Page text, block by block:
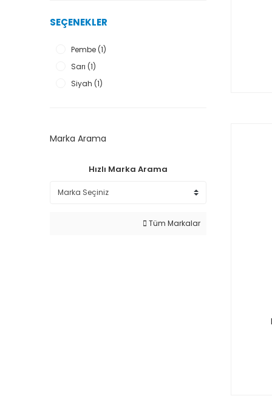
SEÇENEKLER
Pembe (1)
Sarı (1)
Siyah (1)
Marka Arama
Hızlı Marka Arama
Tüm Markalar